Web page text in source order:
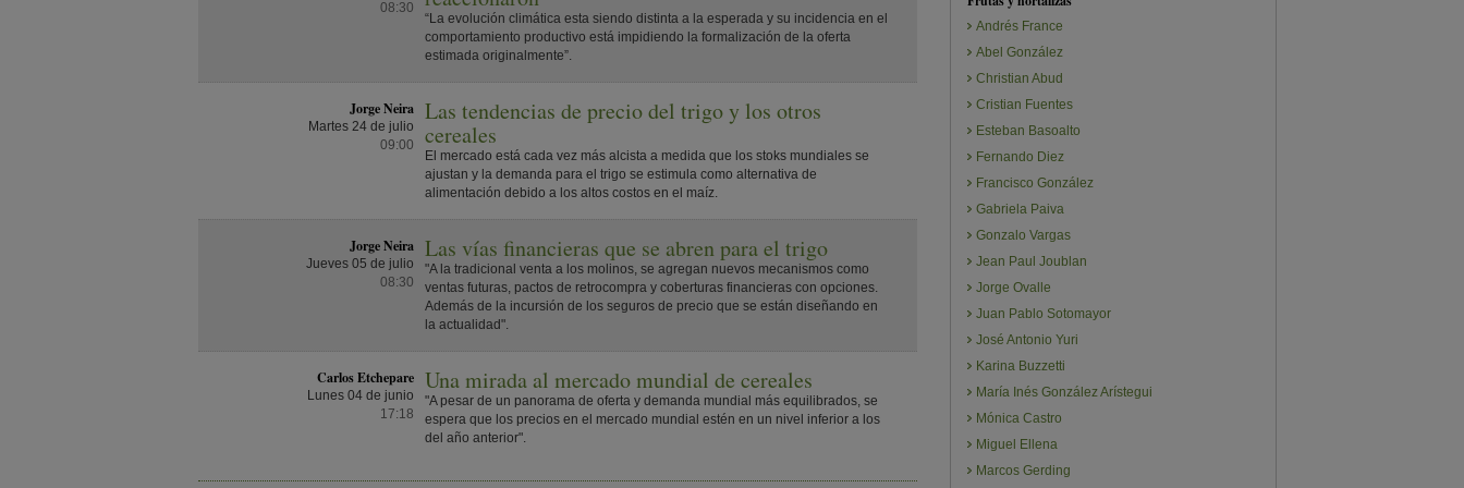
08:30
“La evolución climática esta siendo distinta a la esperada y su incidencia en el
comportamiento productivo está impidiendo la formalización de la oferta
estimada originalmente”.
Jorge Neira
Martes 24 de julio
09:00
Las tendencias de precio del trigo y los otros
cereales
El mercado está cada vez más alcista a medida que los stoks mundiales se
ajustan y la demanda para el trigo se estimula como alternativa de
alimentación debido a los altos costos en el maíz.
Jorge Neira
Jueves 05 de julio
08:30
Las vías financieras que se abren para el trigo
"A la tradicional venta a los molinos, se agregan nuevos mecanismos como
ventas futuras, pactos de retrocompra y coberturas financieras con opciones.
Además de la incursión de los seguros de precio que se están diseñando en
la actualidad".
Carlos Etchepare
Lunes 04 de junio
17:18
Una mirada al mercado mundial de cereales
"A pesar de un panorama de oferta y demanda mundial más equilibrados, se
espera que los precios en el mercado mundial estén en un nivel inferior a los
del año anterior".
Andrés France
Abel González
Christian Abud
Cristian Fuentes
Esteban Basoalto
Fernando Diez
Francisco González
Gabriela Paiva
Gonzalo Vargas
Jean Paul Joublan
Jorge Ovalle
Juan Pablo Sotomayor
José Antonio Yuri
Karina Buzzetti
María Inés González Arístegui
Mónica Castro
Miguel Ellena
Marcos Gerding